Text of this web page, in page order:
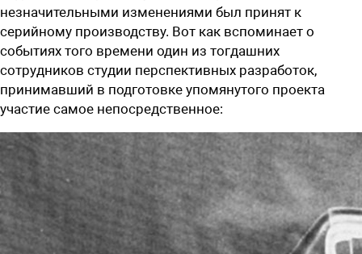
незначительными изменениями был принят к
серийному производству. Вот как вспоминает о
событиях того времени один из тогдашних
сотрудников студии перспективных разработок,
принимавший в подготовке упомянутого проекта
участие самое непосредственное: